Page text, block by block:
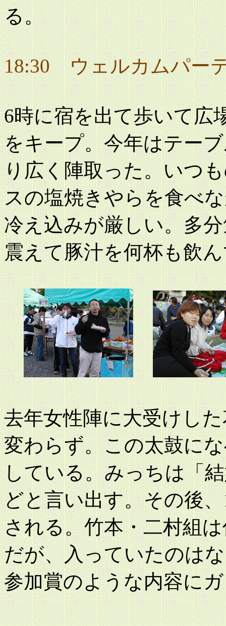
る。
18:30 ウェルカムパー
6時に宿を出て歩いて広
をキープ。今年はテー
り広く陣取った。いつ
スの塩焼きやらを食べ
冷え込みが厳しい。多
震えて豚汁を何杯も飲
去年女性陣に大受けし
変わらず。この太鼓に
している。みっちは「
どと言い出す。その後
される。竹本・二村組
だが、入っていたのは
参加賞のような内容に